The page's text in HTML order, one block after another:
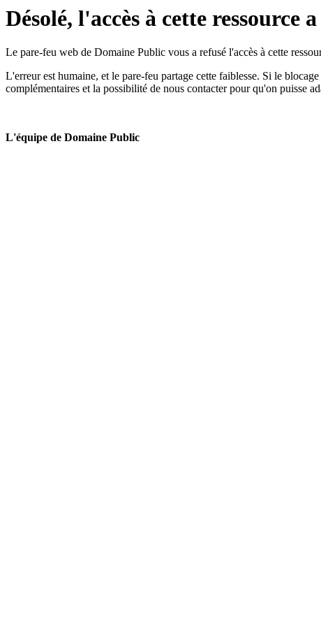
Désolé, l'accès à cette ressource
Le pare-feu web de Domaine Public vous a refusé l'accès à cette
L'erreur est humaine, et le pare-feu partage cette faiblesse. Si le
complémentaires et la possibilité de nous contacter pour qu'on puisse
L'équipe de Domaine Public